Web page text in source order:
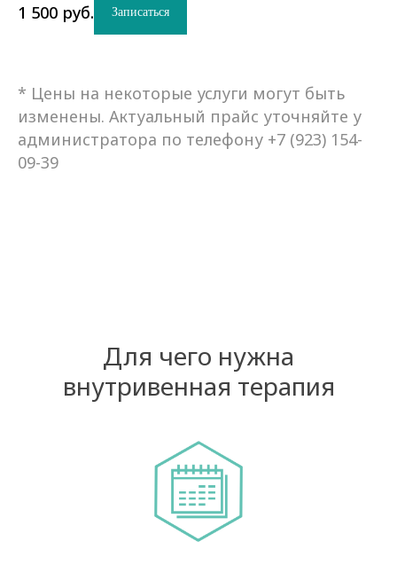
1 500 руб. Записаться
* Цены на некоторые услуги могут быть
изменены. Актуальный прайс уточняйте у
администратора по телефону +7 (923) 154-
09-39
Для чего нужна
внутривенная терапия